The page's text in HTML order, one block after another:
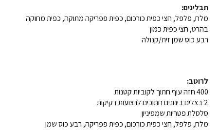
תבלינים:
מלח, פלפל, חצי כפית כורכום, כפית פפריקה מתוקה, כפית מחוקה
בהרט, חצי כפית כמון
רבע כוס שמן זית/קנולה
לרוטב:
400 חזה עוף חתוך לקוביות קטנות
2 בצלים בינונים חתוכים לרצועות דקיקות
סלסלת פטריות שמפיניון
מלח, פלפל, חצי כפית כורכום, כפית פפריקה, רבע כוס שמן